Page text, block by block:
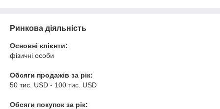
Ринкова діяльність
Основні клієнти:
фізичні особи
Обсяги продажів за рік:
50 тис. USD - 100 тис. USD
Обсяги покупок за рік: